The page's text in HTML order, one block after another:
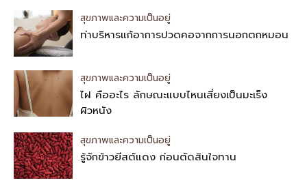
สุขภาพและความเป็นอยู่
ท่าบริหารแก้อาการปวดคอจากการนอกตกหมอน
สุขภาพและความเป็นอยู่
ไฝ คืออะไร ลักษณะแบบไหนเสี่ยงเป็นมะเร็ง
ผิวหนัง
สุขภาพและความเป็นอยู่
รู้จักข้าวยีสต์แดง ก่อนตัดสินใจทาน